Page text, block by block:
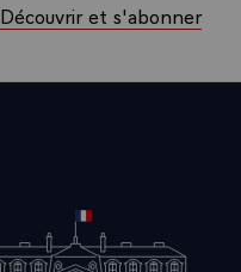
Découvrir et s'abonner